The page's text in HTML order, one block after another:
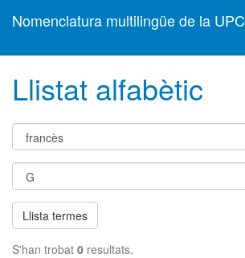
Nomenclatura multilingüe de la UPC
Llistat alfabètic
Llista termes
S'han trobat 0 resultats.